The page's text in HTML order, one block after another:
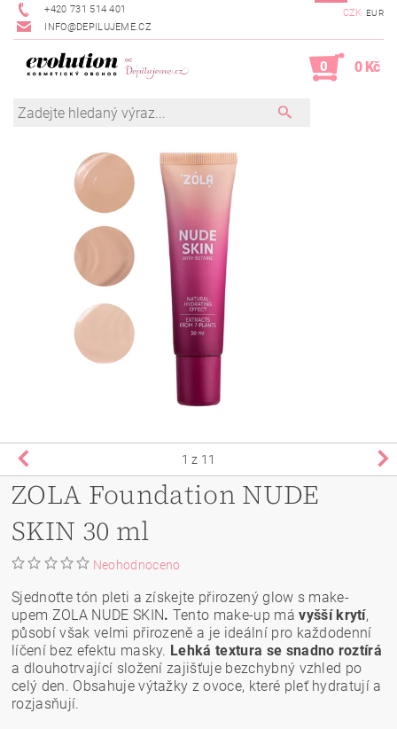
+420 731 514 401
INFO@DEPILUJEME.CZ
CZK EUR
0 0 Kč
1 z 11
ZOLA Foundation NUDE
SKIN 30 ml
Neohodnoceno
Sjednoťte tón pleti a získejte přirozený glow s make-
upem ZOLA NUDE SKIN. Tento make-up mávyšší krytí,
působí však velmi přirozeně a je ideální pro každodenní
líčení bez efektu masky. Lehká textura se snadno roztírá
a dlouhotrvající složení zajišťuje bezchybný vzhled po
celý den. Obsahuje výtažky z ovoce, které pleť hydratují a
rozjasňují.